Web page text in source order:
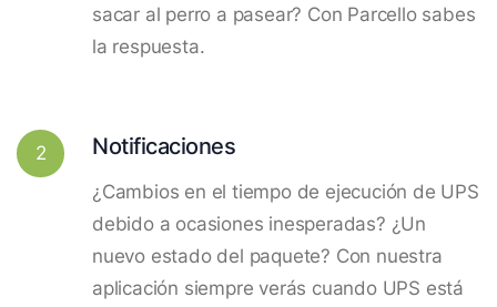
sacar al perro a pasear? Con Parcello sabes
la respuesta.
2 Notificaciones
¿Cambios en el tiempo de ejecución de UPS
debido a ocasiones inesperadas? ¿Un
nuevo estado del paquete? Con nuestra
aplicación siempre verás cuando UPS está